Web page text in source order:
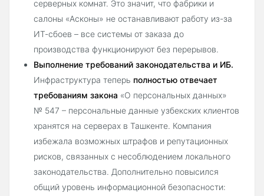
серверных комнат. Это значит, что фабрики и
салоны «Асконы» не останавливают работу из-за
ИТ-сбоев – все системы от заказа до
производства функционируют без перерывов.
Выполнение требований законодательства и ИБ.
Инфраструктура теперь полностью отвечает
требованиям закона «О персональных данных»
№ 547 – персональные данные узбекских клиентов
хранятся на серверах в Ташкенте. Компания
избежала возможных штрафов и репутационных
рисков, связанных с несоблюдением локального
законодательства. Дополнительно повысился
общий уровень информационной безопасности: